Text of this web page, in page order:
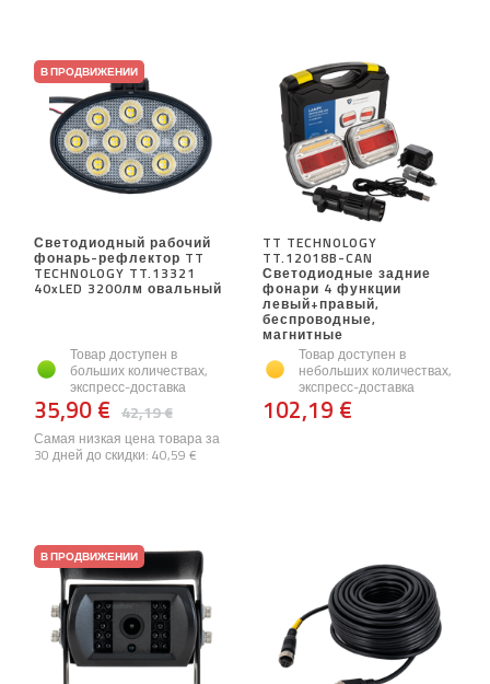
В ПРОДВИЖЕНИИ
Светодиодный рабочий
фонарь-рефлектор TT
TECHNOLOGY TT.13321
40xLED 3200лм овальный
Товар доступен в
больших количествах,
экспресс-доставка
42,19 €
35,90 €
Самая низкая цена товара за
30 дней до скидки: 40,59 €
TT TECHNOLOGY
TT.12018B-CAN
Светодиодные задние
фонари 4 функции
левый+правый,
беспроводные,
магнитные
Товар доступен в
небольших количествах,
экспресс-доставка
102,19 €
В ПРОДВИЖЕНИИ